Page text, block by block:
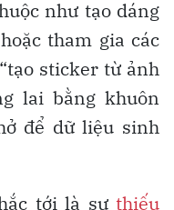
như tạo dáng
tham gia các
sticker từ ảnh
lai bằng khuôn
để dữ liệu sinh
tới là sự thiếu